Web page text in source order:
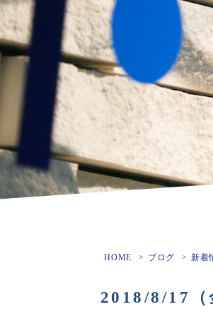
HOME ブログ 新着
2018/8/17（